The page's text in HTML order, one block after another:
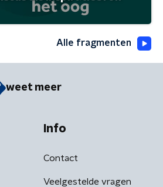
Alle fragmenten
weet meer
Info
Contact
Veelgestelde vragen